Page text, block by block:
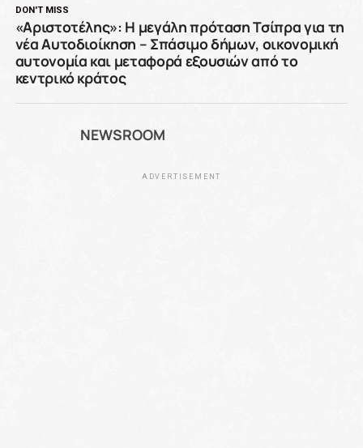
DON'T MISS
«Αριστοτέλης»: Η μεγάλη πρόταση Τσίπρα για τη
νέα Αυτοδιοίκηση – Σπάσιμο δήμων, οικονομική
αυτονομία και μεταφορά εξουσιών από το
κεντρικό κράτος
NEWSROOM
ADVERTISEMENT